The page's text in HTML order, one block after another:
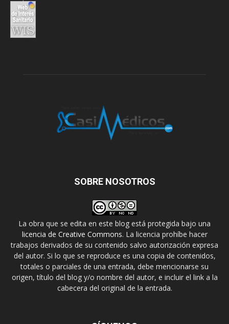
SOBRE NOSOTROS
La obra que se edita en este blog está protegida bajo una
licencia de Creative Commons. La licencia prohíbe hacer
trabajos derivados de su contenido salvo autorización expresa
del autor. Si lo que se reproduce es una copia de contenidos,
totales o parciales de una entrada, debe mencionarse su
origen, título del blog y/o nombre del autor, e incluir el link a la
cabecera del original de la entrada.